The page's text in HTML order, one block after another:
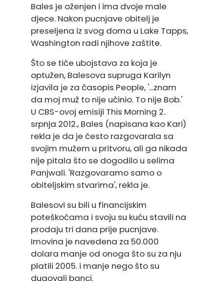
Bales je oženjen i ima dvoje male
djece. Nakon pucnjave obitelj je
preseljena iz svog doma u Lake Tapps,
Washington radi njihove zaštite.
Što se tiče ubojstava za koja je
optužen, Balesova supruga Karilyn
izjavila je za časopis People, '...znam
da moj muž to nije učinio. To nije Bob.'
U CBS-ovoj emisiji This Morning 2.
srpnja 2012., Bales (napisana kao Kari)
rekla je da je često razgovarala sa
svojim mužem u pritvoru, ali ga nikada
nije pitala što se dogodilo u selima
Panjwali. 'Razgovaramo samo o
obiteljskim stvarima', rekla je.
Balesovi su bili u financijskim
poteškoćama i svoju su kuću stavili na
prodaju tri dana prije pucnjave.
Imovina je navedena za 50.000
dolara manje od onoga što su za nju
platili 2005. i manje nego što su
dugovali banci.